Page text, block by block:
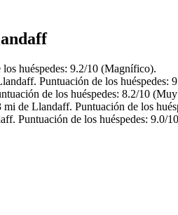
huéspedes: 9.2/10 (Magnífico).
Puntuación de los huéspedes:
de los huéspedes: 8.2/10
de Llandaff. Puntuación de los
Puntuación de los huéspedes: 9.0/